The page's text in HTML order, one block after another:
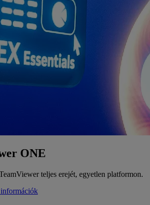
ONE
teljes erejét, egyetlen platformon.